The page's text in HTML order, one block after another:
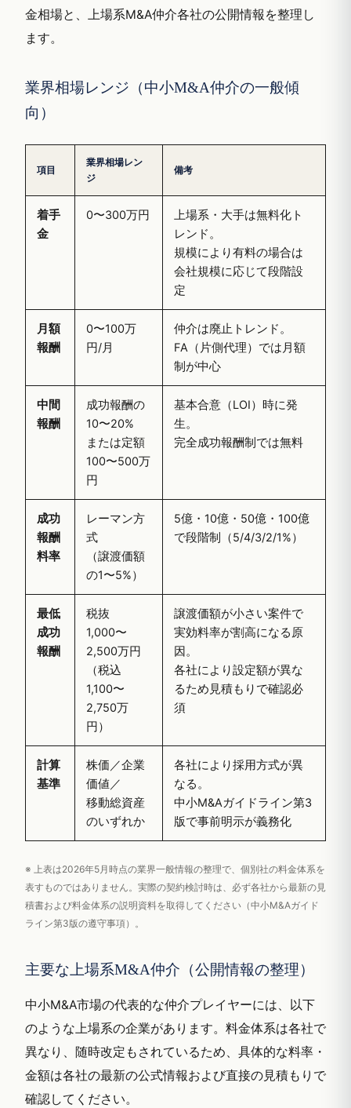
金相場と、上場系M&A仲介各社の公開情報を整理し
ます。
業界相場レンジ（中小M&A仲介の一般傾
向）
項目
業界相場レン
ジ
備考
着手
金
0〜300万円
上場系・大手は無料化ト
レンド。
規模により有料の場合は
会社規模に応じて段階設
定
月額
報酬
0〜100万
円/月
仲介は廃止トレンド。
FA（片側代理）では月額
制が中心
中間
報酬
成功報酬の
10〜20%
または定額
100〜500万
円
基本合意（LOI）時に発
生。
完全成功報酬制では無料
成功
報酬
料率
レーマン方
式
（譲渡価額
の1〜5%）
5億・10億・50億・100億
で段階制（5/4/3/2/1%）
最低
成功
報酬
税抜
1,000〜
2,500万円
（税込
1,100〜
2,750万
円）
譲渡価額が小さい案件で
実効料率が割高になる原
因。
各社により設定額が異な
るため見積もりで確認必
須
計算
基準
株価／企業
価値／
移動総資産
のいずれか
各社により採用方式が異
なる。
中小M&Aガイドライン第3
版で事前明示が義務化
※ 上表は2026年5月時点の業界一般情報の整理で、個別社の料金体系を
表すものではありません。実際の契約検討時は、必ず各社から最新の見
積書および料金体系の説明資料を取得してください（中小M&Aガイド
ライン第3版の遵守事項）。
主要な上場系M&A仲介（公開情報の整理）
中小M&A市場の代表的な仲介プレイヤーには、以下
のような上場系の企業があります。料金体系は各社で
異なり、随時改定もされているため、具体的な料率・
金額は各社の最新の公式情報および直接の見積もりで
確認してください。